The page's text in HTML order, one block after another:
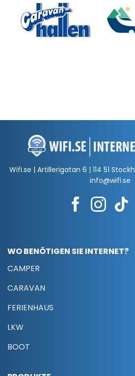
Wifi.se | Artillerigatan 6 | 114 51
info@wifi.se
WO BENÖTIGEN SIE INTERNET?
CAMPER
CARAVAN
FERIENHAUS
LKW
BOOT